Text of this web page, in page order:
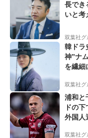
長でき
いと考
双葉社グ
韓ドラ
神”ナ
を繊細
双葉社グ
浦和と
ドの
外国人
双葉社グ